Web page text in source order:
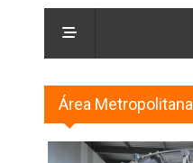
Área Metropolitana